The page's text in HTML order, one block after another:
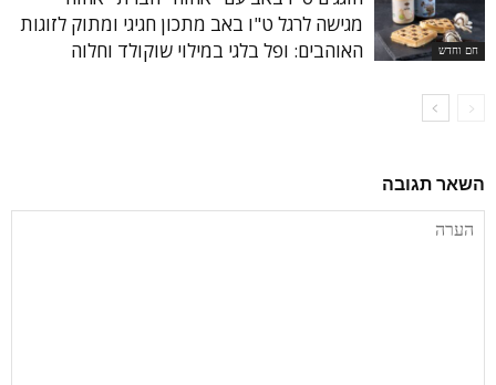
חם וחדש
מגישה לרגל ט"ו באב מתכון חגיגי ומתוק לזוגות
האוהבים: ופל בלגי במילוי שוקולד וחלוה
השאר תגובה